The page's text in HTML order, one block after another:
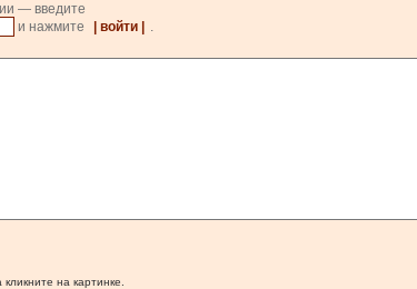
— введите
и нажмите | войти |
.
на картинке.